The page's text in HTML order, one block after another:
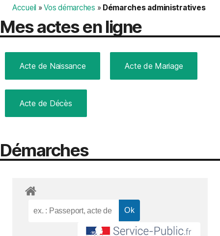
Accueil »Vos démarches » Démarches administratives
Mes actes en ligne
Acte de Naissance Acte de Mariage
Acte de Décès
Démarches